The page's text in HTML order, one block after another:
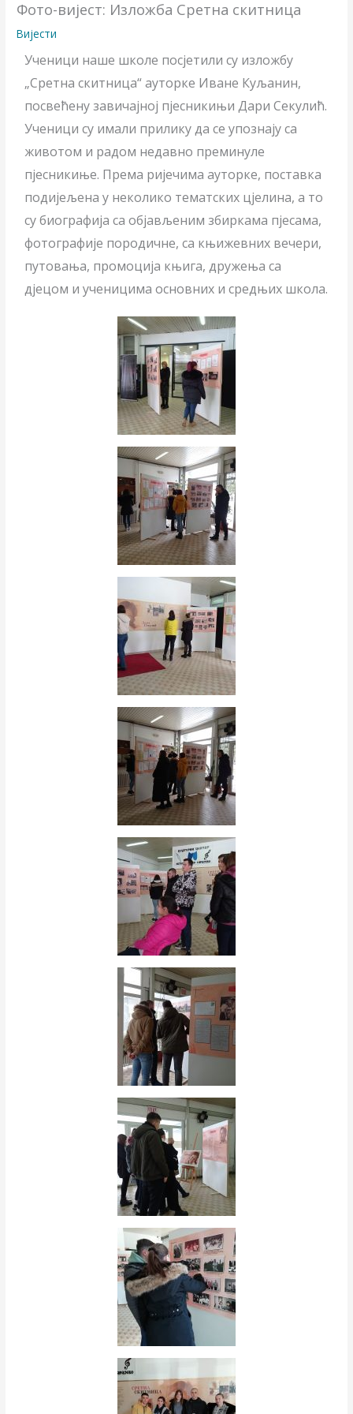
Фото-вијест: Изложба Сретна скитница
Вијести
Ученици наше школе посјетили су изложбу
„Сретна скитница“ ауторке Иване Куљанин,
посвећену завичајној пјесникињи Дари Секулић.
Ученици су имали прилику да се упознају са
животом и радом недавно преминуле
пјесникиње. Према ријечима ауторке, поставка
подијељена у неколико тематских цјелина, а то
су биографија са објављеним збиркама пјесама,
фотографије породичне, са књижевних вечери,
путовања, промоција књига, дружења са
дјецом и ученицима основних и средњих школа.